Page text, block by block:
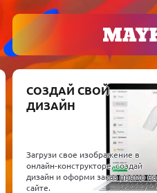
СОЗДАЙ СВОЙ
ДИЗАЙН
Загрузи свое изображение в
онлайн-конструкторе, создай
дизайн и оформи заказ прямо на
сайте.